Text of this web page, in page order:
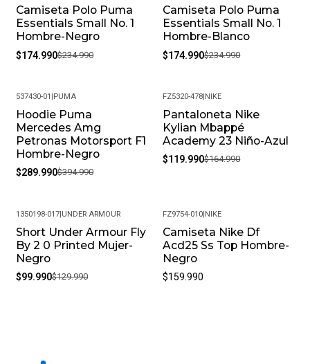
-26%
Camiseta Polo Puma
Essentials Small No. 1
Hombre-Negro
$174.990$234.990
-26%
Camiseta Polo Puma
Essentials Small No. 1
Hombre-Blanco
$174.990$234.990
-27%
537430-01 PUMA
Hoodie Puma
Mercedes Amg
Petronas Motorsport F1
Hombre-Negro
$289.990$394.990
-27%
FZ5320-478 NIKE
Pantaloneta Nike
Kylian Mbappé
Academy 23 Niño-Azul
$119.990$164.990
-23%
1350198-017| UNDER ARMOUR
Short Under Armour Fly
By 2 0 Printed Mujer-
Negro
$99.990$129.990
FZ9754-010 NIKE
Camiseta Nike Df
Acd25 Ss Top Hombre-
Negro
$159.990